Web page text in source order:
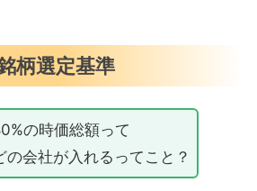
柄選定基準
の時価総額って
の会社が入れるってこと？